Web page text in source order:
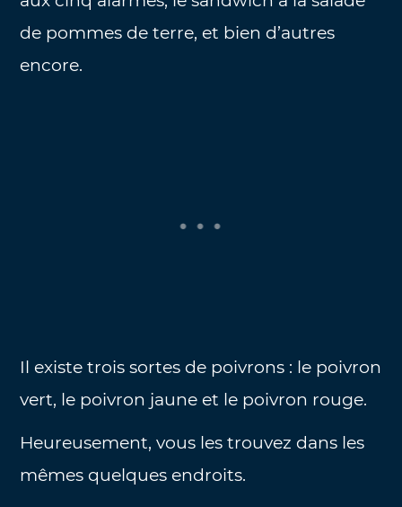
de pommes de terre, et bien d’autres
encore.
Il existe trois sortes de poivrons : le poivron
vert, le poivron jaune et le poivron rouge.
Heureusement, vous les trouvez dans les
mêmes quelques endroits.